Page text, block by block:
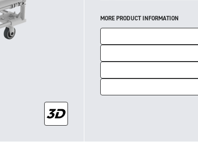
MORE PRODUCT INFORMATION